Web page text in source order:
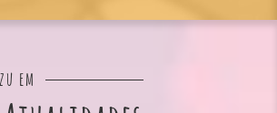
em